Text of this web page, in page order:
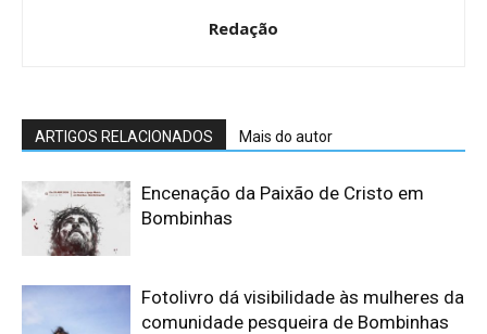
Redação
ARTIGOS RELACIONADOS Mais do autor
Encenação da Paixão de Cristo em
Bombinhas
Fotolivro dá visibilidade às mulheres da
comunidade pesqueira de Bombinhas